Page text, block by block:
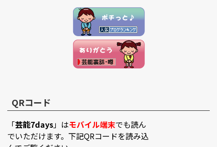
QRコード
「芸能7days」はモバイル端末でも読ん
でいただけます。下記QRコードを読み込